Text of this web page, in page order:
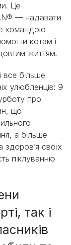
Це
— надавати
командою
котам і
життям.
більше
улюбленців: 9
про
що
а більше
своїх
піклуванню
так і